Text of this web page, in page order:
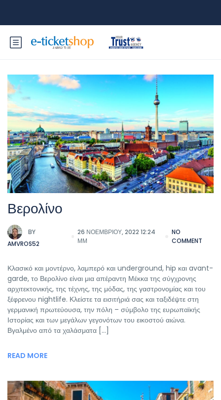
Βερολίνο
BY
AMVROS52
26 ΝΟΕΜΒΡΊΟΥ, 2022 12:24
ΜΜ
NO
COMMENT
Κλασικό και μοντέρνο, λαμπερό και underground, hip και avant-
garde, το Βερολίνο είναι μια απέραντη Μέκκα της σύγχρονης
αρχιτεκτονικής, της τέχνης, της μόδας, της γαστρονομίας και του
ξέφρενου nightlife. Κλείστε τα εισιτήριά σας και ταξιδέψτε στη
γερμανική πρωτεύουσα, την πόλη – σύμβολο της ευρωπαϊκής
Ιστορίας και των μεγάλων γεγονότων του εικοστού αιώνα.
Βγαλμένο από τα χαλάσματα […]
READ MORE